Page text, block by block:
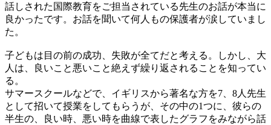
話しされた国際教育をご担当されている先生のお話が本当に
良かったです。お話を聞いて何人もの保護者が涙していまし
た。
子どもは目の前の成功、失敗が全てだと考える。しかし、大
人は、良いこと悪いこと絶えず繰り返されることを知ってい
る。
サマースクールなどで、イギリスから著名な方を7、8人先生
として招いて授業をしてもらうが、その中の1つに、彼らの
半生の、良い時、悪い時を曲線で表したグラフをみながら話